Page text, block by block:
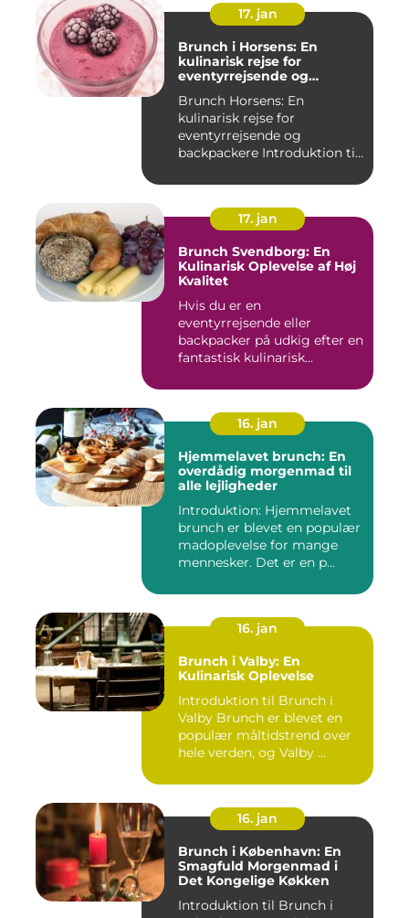
17. jan
Brunch i Horsens: En
kulinarisk rejse for
eventyrrejsende og
Brunch Horsens: En
kulinarisk rejse for
eventyrrejsende og
backpackere Introduktion til
17. jan
Brunch Svendborg: En
Kulinarisk Oplevelse af Høj
Kvalitet
Hvis du er en
eventyrrejsende eller
backpacker på udkig efter en
fantastisk kulinarisk
16. jan
Hjemmelavet brunch: En
overdådig morgenmad til
alle lejligheder
Introduktion: Hjemmelavet
brunch er blevet en populær
madoplevelse for mange
mennesker. Det er en p...
16. jan
Brunch i Valby: En
Kulinarisk Oplevelse
Introduktion til Brunch i
Valby Brunch er blevet en
populær måltidstrend over
hele verden, og Valby ...
16. jan
Brunch i København: En
Smagfuld Morgenmad i
Det Kongelige Køkken
Introduktion til Brunch i